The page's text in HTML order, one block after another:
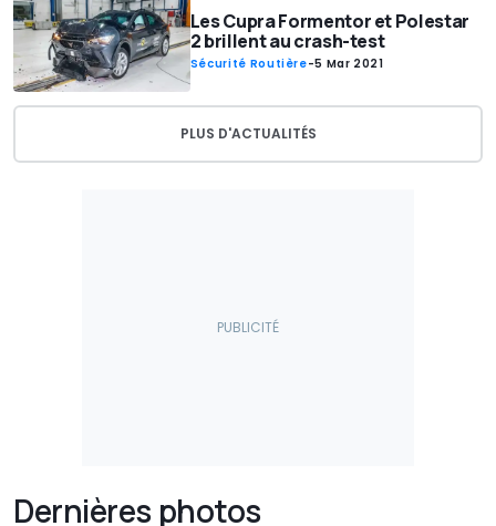
Les Cupra Formentor et Polestar
2 brillent au crash-test
Sécurité Routière-5 Mar 2021
PLUS D'ACTUALITÉS
Dernières photos